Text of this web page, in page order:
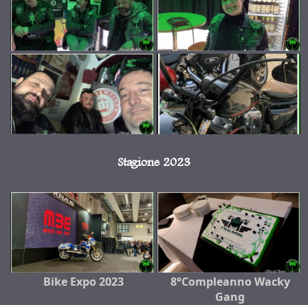
Stagione 2023
Bike Expo 2023
8°Compleanno Wacky
Gang